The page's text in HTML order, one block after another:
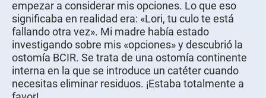
empezar a considerar mis opciones. Lo que eso
significaba en realidad era: «Lori, tu culo te está
fallando otra vez». Mi madre había estado
investigando sobre mis «opciones» y descubrió la
ostomía BCIR. Se trata de una ostomía continente
interna en la que se introduce un catéter cuando
necesitas eliminar residuos. ¡Estaba totalmente a